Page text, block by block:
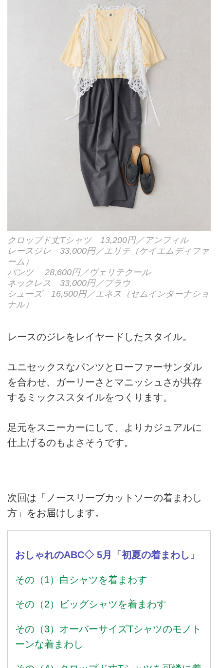
クロップド丈Tシャツ 13,200円／アンフィル
レースジレ 33,000円／エリテ（ケイエムディファ
ーム）
パンツ 28,600円／ヴェリテクール
ネックレス 33,000円／プラウ
シューズ 16,500円／エネス（セムインターナショ
ナル）
レースのジレをレイヤードしたスタイル。
ユニセックスなパンツとローファーサンダル
を合わせ、ガーリーさとマニッシュさが共存
するミックススタイルをつくります。
足元をスニーカーにして、よりカジュアルに
仕上げるのもよさそうです。
次回は「ノースリーブカットソーの着まわし
方」をお届けします。
おしゃれのABC◇ 5月「初夏の着まわし」
その（1）白シャツを着まわす
その（2）ビッグシャツを着まわす
その（3）オーバーサイズTシャツのモノト
ーンな着まわし